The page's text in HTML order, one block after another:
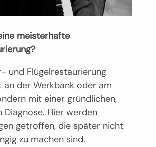
meisterhafte
und Flügelrestaurierung
an der Werkbank oder am
mit einer gründlichen,
Diagnose. Hier werden
getroffen, die später nicht
zu machen sind.